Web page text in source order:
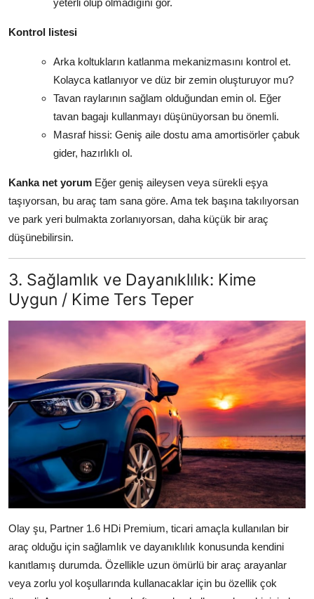
yeterli olup olmadığını gör.
Kontrol listesi
Arka koltukların katlanma mekanizmasını kontrol et.
Kolayca katlanıyor ve düz bir zemin oluşturuyor mu?
Tavan raylarının sağlam olduğundan emin ol. Eğer
tavan bagajı kullanmayı düşünüyorsan bu önemli.
Masraf hissi: Geniş aile dostu ama amortisörler çabuk
gider, hazırlıklı ol.
Kanka net yorum Eğer geniş aileysen veya sürekli eşya
taşıyorsan, bu araç tam sana göre. Ama tek başına takılıyorsan
ve park yeri bulmakta zorlanıyorsan, daha küçük bir araç
düşünebilirsin.
3. Sağlamlık ve Dayanıklılık: Kime
Uygun / Kime Ters Teper
Olay şu, Partner 1.6 HDi Premium, ticari amaçla kullanılan bir
araç olduğu için sağlamlık ve dayanıklılık konusunda kendini
kanıtlamış durumda. Özellikle uzun ömürlü bir araç arayanlar
veya zorlu yol koşullarında kullanacaklar için bu özellik çok